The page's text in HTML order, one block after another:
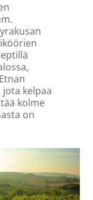
kelpaa
kolme
on